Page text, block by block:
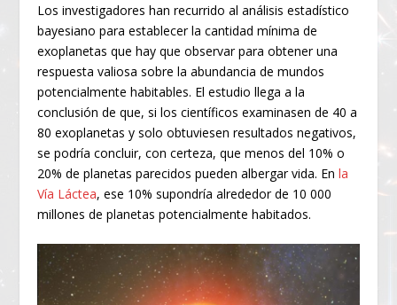
Los investigadores han recurrido al análisis estadístico
bayesiano para establecer la cantidad mínima de
exoplanetas que hay que observar para obtener una
respuesta valiosa sobre la abundancia de mundos
potencialmente habitables. El estudio llega a la
conclusión de que, si los científicos examinasen de 40 a
80 exoplanetas y solo obtuviesen resultados negativos,
se podría concluir, con certeza, que menos del 10% o
20% de planetas parecidos pueden albergar vida. Enla
Vía Láctea, ese 10% supondría alrededor de 10 000
millones de planetas potencialmente habitados.